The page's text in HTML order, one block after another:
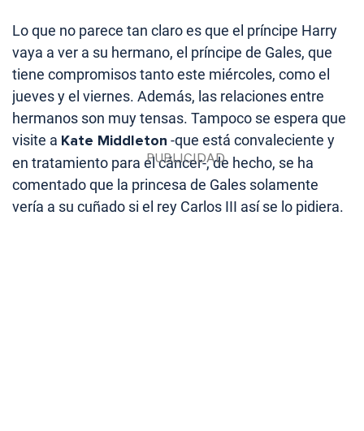
Lo que no parece tan claro es que el príncipe Harry
vaya a ver a su hermano, el príncipe de Gales, que
tiene compromisos tanto este miércoles, como el
jueves y el viernes. Además, las relaciones entre
hermanos son muy tensas. Tampoco se espera que
visite a Kate Middleton -que está convaleciente y
en tratamiento para el cáncer-, de hecho, se ha
comentado que la princesa de Gales solamente
vería a su cuñado si el rey Carlos III así se lo pidiera.